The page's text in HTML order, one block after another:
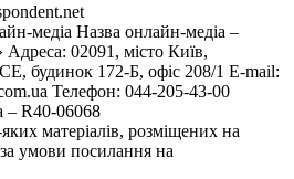
медіа Назва онлайн-медіа –
02091, місто Київ,
172-Б, офіс 208/1 E-mail:
Телефон: 044-205-43-00
– R40-06068
матеріалів, розміщених на
за умови посилання на